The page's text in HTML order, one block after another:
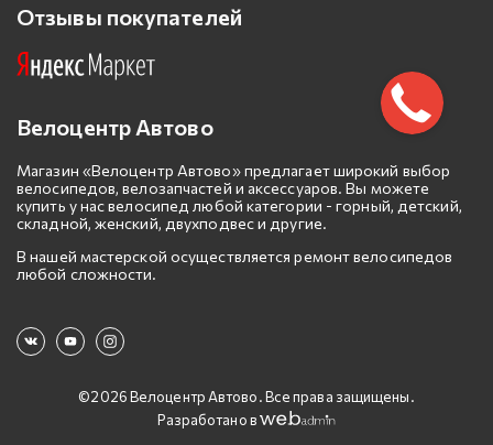
Отзывы покупателей
Велоцентр Автово
Магазин «Велоцентр Автово» предлагает широкий выбор
велосипедов, велозапчастей и аксессуаров. Вы можете
купить у нас велосипед любой категории - горный, детский,
складной, женский, двухподвес и другие.
В нашей мастерской осуществляется ремонт велосипедов
любой сложности.
©2026 Велоцентр Автово. Все права защищены.
Разработано в